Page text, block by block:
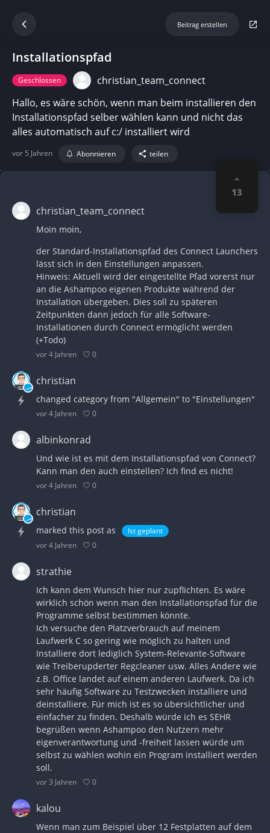
Beitrag erstellen
Installationspfad
Geschlossen
christian_team_connect
Hallo, es wäre schön, wenn man beim installieren den
Installationspfad selber wählen kann und nicht das
alles automatisch auf c:/ installiert wird
vor 5 Jahren Abonnieren teilen
13
christian_team_connect
Moin moin,
der Standard-Installationspfad des Connect Launchers
lässt sich in den Einstellungen anpassen.
Hinweis: Aktuell wird der eingestellte Pfad vorerst nur
an die Ashampoo eigenen Produkte während der
Installation übergeben. Dies soll zu späteren
Zeitpunkten dann jedoch für alle Software-
Installationen durch Connect ermöglicht werden
(+Todo)
vor 4 Jahren 0
christian
changed category from "Allgemein" to "Einstellungen"
vor 4 Jahren 0
albinkonrad
Und wie ist es mit dem Installationspfad von Connect?
Kann man den auch einstellen? Ich find es nicht!
vor 4 Jahren 0
christian
marked this post as
Ist geplant
vor 4 Jahren
0
strathie
Ich kann dem Wunsch hier nur zupflichten. Es wäre
wirklich schön wenn man den Installationspfad für die
Programme selbst bestimmen könnte.
Ich versuche den Platzverbrauch auf meinem
Laufwerk C so gering wie möglich zu halten und
Installiere dort lediglich System-Relevante-Software
wie Treiberupderter Regcleaner usw. Alles Andere wie
z.B. Office landet auf einem anderen Laufwerk. Da ich
sehr häufig Software zu Testzwecken installiere und
deinstalliere. Für mich ist es so übersichtlicher und
einfacher zu finden. Deshalb würde ich es SEHR
begrüßen wenn Ashampoo den Nutzern mehr
eigenverantwortung und -freiheit lassen würde um
selbst zu wählen wohin ein Program installiert werden
soll.
vor 3 Jahren 0
kalou
Wenn man zum Beispiel über 12 Festplatten auf dem